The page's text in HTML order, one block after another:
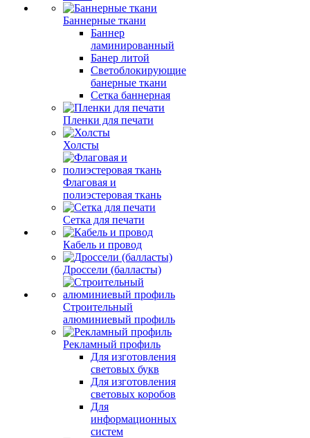
Баннерные ткани
Баннер
ламинированный
Банер литой
Светоблокирующие
банерные ткани
Сетка баннерная
Пленки для печати
Холсты
Флаговая и
полиэстеровая ткань
Сетка для печати
Кабель и провод
Дроссели (балласты)
Строительный
алюминиевый профиль
Рекламный профиль
Для изготовления
световых букв
Для изготовления
световых коробов
Для
информационных
систем